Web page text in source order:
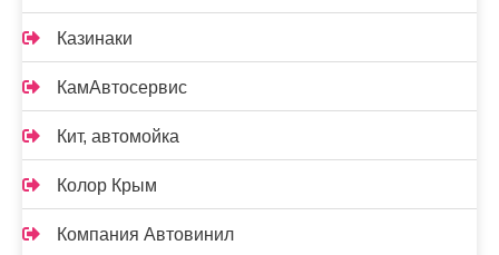
Казинаки
КамАвтосервис
Кит, автомойка
Колор Крым
Компания Автовинил